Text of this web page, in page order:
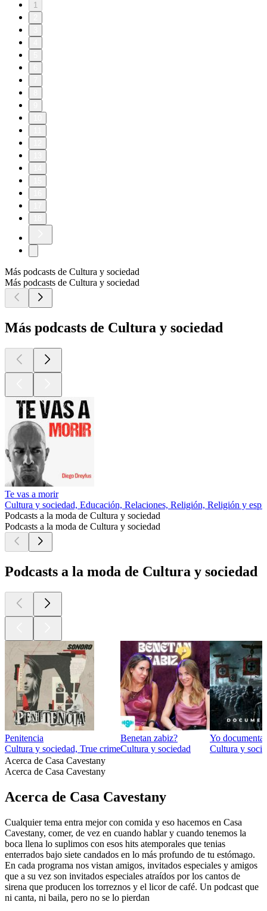
1
Más podcasts de Cultura y sociedad
Más podcasts de Cultura y sociedad
Más podcasts de Cultura y sociedad
Te vas a morir
Cultura y sociedad, Educación, Relaciones, Religión, Religión y
Podcasts a la moda de Cultura y sociedad
Podcasts a la moda de Cultura y sociedad
Podcasts a la moda de Cultura y sociedad
Penitencia
Cultura y sociedad, True crime
Benetan zabiz?
Cultura y sociedad
Yo documental
Cultura y
Acerca de Casa Cavestany
Acerca de Casa Cavestany
Acerca de Casa Cavestany
Cualquier tema entra mejor con comida y eso hacemos en Casa
Cavestany, comer, de vez en cuando hablar y cuando tenemos la
boca llena lo suplimos con esos hits atemporales que tenias
enterrados bajo siete candados en lo más profundo de tu estómago.
En cada programa nos vistan amigos, invitados especiales y amigos
que a su vez son invitados especiales atraídos por los cantos de
sirena que producen los torreznos y el licor de café. Un podcast que
ni canta, ni baila, pero no se lo pierdan